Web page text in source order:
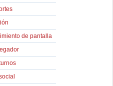
de pantalla